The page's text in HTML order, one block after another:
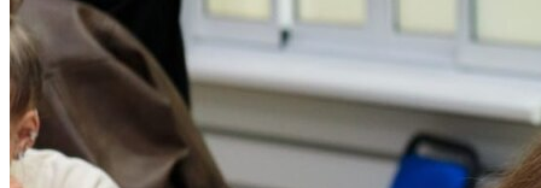
Информатор
Топ-8 специальностей с самыми высокими проходными
баллами в 2026 году: данные от Минобразования
03.08.26 10:32